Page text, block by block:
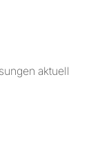
aktuell